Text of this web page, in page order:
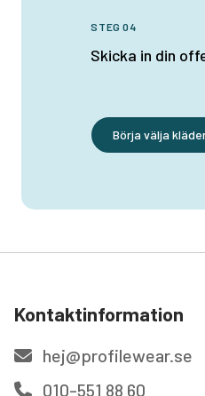
STEG 04
Skicka in din
Börja välja
Kontaktinformation
hej@profilewear.se
010-551 88 60